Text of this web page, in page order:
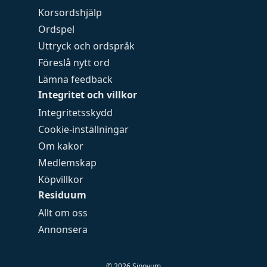
Korsordshjälp
Ordspel
Uttryck och ordspråk
Föreslå nytt ord
Lämna feedback
Integritet och villkor
Integritetsskydd
Cookie-inställningar
Om kakor
Medlemskap
Köpvillkor
Residuum
Allt om oss
Annonsera